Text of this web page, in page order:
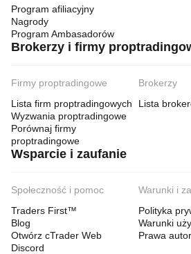
Program afiliacyjny
Nagrody
Program Ambasadorów
Brokerzy i firmy
Firmy proptradingowe
Lista firm proptradingowych
Wyzwania proptradingowe
Porównaj firmy
proptradingowe
Brokerzy
Lista
Wsparcie i zaufanie
Społeczność i pomoc
Traders First™
Blog
Otwórz cTrader Web
Discord
Warunki i
Polityka
Warunki
Prawa